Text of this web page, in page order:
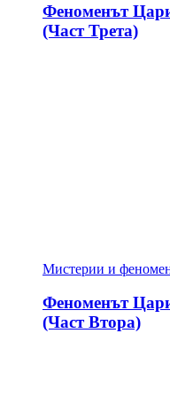
Феноменът
(Част Трета)
Мистерии и
Феноменът
(Част Втора)